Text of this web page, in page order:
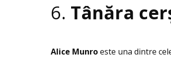
6. Tânăra
Alice Munroeste una dintre